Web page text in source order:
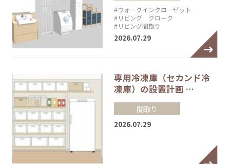
#ウォークインクローゼット
#リビング クローク
#リビング間取り
2026.07.29
専用冷凍庫（セカンド冷
凍庫）の設置計画 …
間取り
2026.07.29